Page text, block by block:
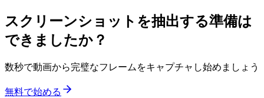
スクリーンショットを抽出する準備は
できましたか？
数秒で動画から完璧なフレームをキャプチャし始めましょう
無料で始める